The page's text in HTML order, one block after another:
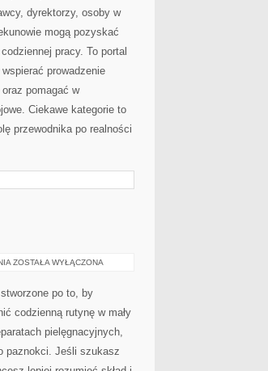
dyrektorzy, osoby w
mogą pozyskać
pracy. To portal
prowadzenie
pomagać w
Ciekawe kategorie to
przewodnika po realności
ZIOŁOWA
ZOSTAŁA WYŁĄCZONA
po to, by
codzienną rutynę w mały
pielęgnacyjnych,
paznokci. Jeśli szukasz